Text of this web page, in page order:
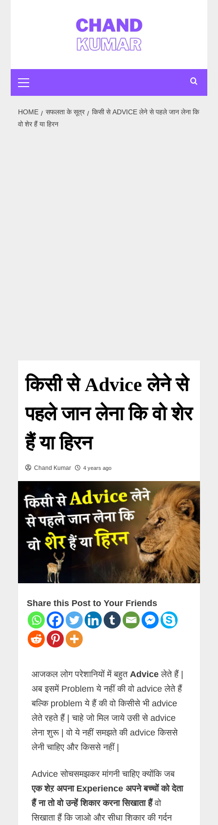
HOME सफलता के सूत्र
किसी से ADVICE लेने से पहले जान लेना कि
वो शेर हैं या हिरन
किसी से Advice लेने से
पहले जान लेना कि वो शेर
हैं या हिरन
Chand Kumar 4 years ago
Share this Post to Your Friends
आजकल लोग परेशानियों में बहुतAdviceलेते हैं |
अब इसमें Problem ये नहीं की वो advice लेते हैं
बल्कि problem ये हैं की वो किसीसे भी advice
लेते रहते हैं | चाहे जो मिल जाये उसी से advice
लेना शुरू | वो ये नहीं समझते की advice किससे
लेनी चाहिए और किससे नहीं |
Advice सोचसमझकर मांगनी चाहिए क्योंकि जब
एक शेऱ अपना Experience अपने बच्चों को देता
हैं ना तो वो उन्हें शिकार करना सिखाता हैंवो
सिखाता हैं कि जाओ और सीधा शिकार की गर्दन